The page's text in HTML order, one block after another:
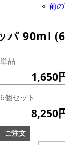
前
パ 90ml
単品
1,650
6個セット
8,250
ご注文